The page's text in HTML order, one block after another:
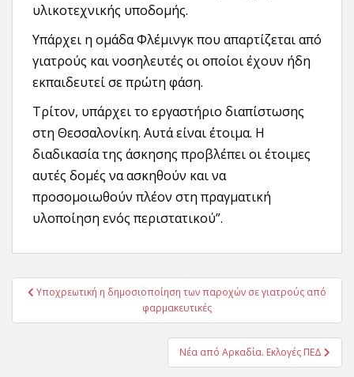
υλικοτεχνικής υποδομής.
Υπάρχει η ομάδα Φλέμινγκ που απαρτίζεται από
γιατρούς και νοσηλευτές οι οποίοι έχουν ήδη
εκπαιδευτεί σε πρώτη φάση.
Τρίτον, υπάρχει το εργαστήριο διαπίστωσης
στη Θεσσαλονίκη. Αυτά είναι έτοιμα. Η
διαδικασία της άσκησης προβλέπει οι έτοιμες
αυτές δομές να ασκηθούν και να
προσομοιωθούν πλέον στη πραγματική
υλοποίηση ενός περιστατικού”.
Πλοήγηση
Υποχρεωτική η δημοσιοποίηση των παροχών σε γιατρούς από
φαρμακευτικές
Νέα από Αρκαδία. Εκλογές ΠΕΔ